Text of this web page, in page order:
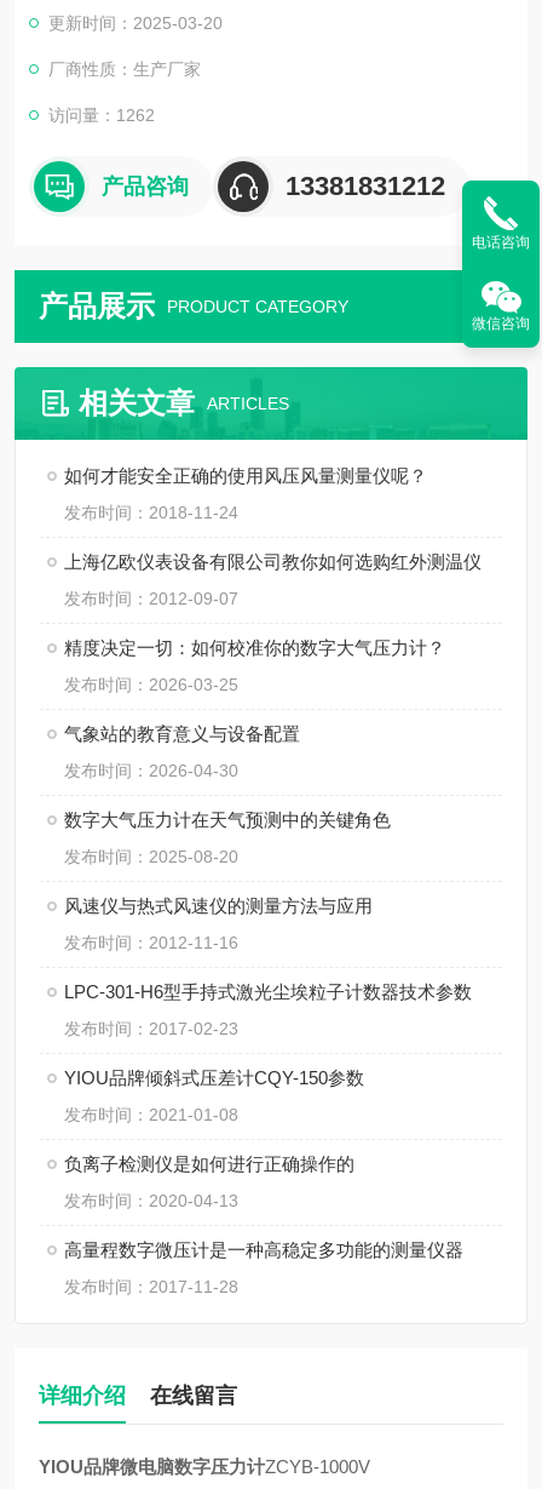
检测仪表。
更新时间：2025-03-20
厂商性质：生产厂家
访问量：1262
产品咨询 13381831212
产品展示 PRODUCT CATEGORY
相关文章 ARTICLES
如何才能安全正确的使用风压风量测量仪呢？
发布时间：2018-11-24
上海亿欧仪表设备有限公司教你如何选购红外测温仪
发布时间：2012-09-07
精度决定一切：如何校准你的数字大气压力计？
发布时间：2026-03-25
气象站的教育意义与设备配置
发布时间：2026-04-30
数字大气压力计在天气预测中的关键角色
发布时间：2025-08-20
风速仪与热式风速仪的测量方法与应用
发布时间：2012-11-16
LPC-301-H6型手持式激光尘埃粒子计数器技术参数
发布时间：2017-02-23
YIOU品牌倾斜式压差计CQY-150参数
发布时间：2021-01-08
负离子检测仪是如何进行正确操作的
发布时间：2020-04-13
高量程数字微压计是一种高稳定多功能的测量仪器
发布时间：2017-11-28
详细介绍 在线留言
YIOU品牌微电脑数字压力计ZCYB-1000V
电话咨询
微信咨询